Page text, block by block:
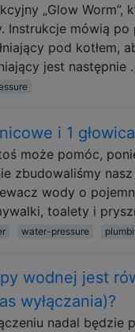
„Glow
Instrukcje mówią
pod kotłem,
jest następnie
i 1
może pomóc,
zbudowaliśmy
wody o
toalety i
water-pressure
wodnej jest
wyłączania)?
nadal będzie